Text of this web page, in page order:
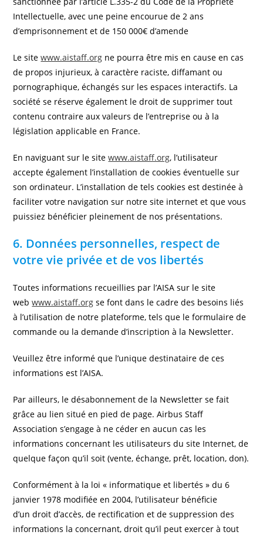
Intellectuelle, avec une peine encourue de 2 ans
d’emprisonnement et de 150 000€ d’amende
Le sitewww.aistaff.org ne pourra être mis en cause en cas
de propos injurieux, à caractère raciste, diffamant ou
pornographique, échangés sur les espaces interactifs. La
société se réserve également le droit de supprimer tout
contenu contraire aux valeurs de l’entreprise ou à la
législation applicable en France.
En naviguant sur le sitewww.aistaff.org, l’utilisateur
accepte également l’installation de cookies éventuelle sur
son ordinateur. L’installation de tels cookies est destinée à
faciliter votre navigation sur notre site internet et que vous
puissiez bénéficier pleinement de nos présentations.
6. Données personnelles, respect de
votre vie privée et de vos libertés
Toutes informations recueillies par l’AISA sur le site
webwww.aistaff.org se font dans le cadre des besoins liés
à l’utilisation de notre plateforme, tels que le formulaire de
commande ou la demande d’inscription à la Newsletter.
Veuillez être informé que l’unique destinataire de ces
informations est l’AISA.
Par ailleurs, le désabonnement de la Newsletter se fait
grâce au lien situé en pied de page. Airbus Staff
Association s’engage à ne céder en aucun cas les
informations concernant les utilisateurs du site Internet, de
quelque façon qu’il soit (vente, échange, prêt, location, don).
Conformément à la loi « informatique et libertés » du 6
janvier 1978 modifiée en 2004, l’utilisateur bénéficie
d’un droit d’accès, de rectification et de suppression des
informations la concernant, droit qu’il peut exercer à tout